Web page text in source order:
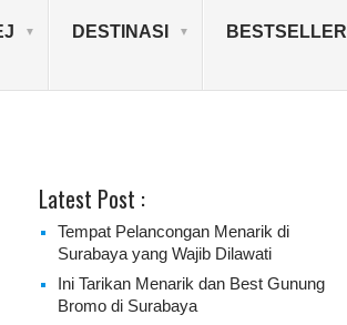
DESTINASI BESTSELLER
Latest Post :
Tempat Pelancongan Menarik di
Surabaya yang Wajib Dilawati
Ini Tarikan Menarik dan Best Gunung
Bromo di Surabaya